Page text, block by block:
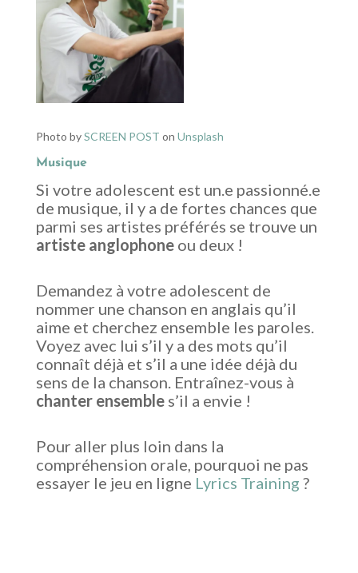
Photo bySCREEN POST on Unsplash
Musique
Si votre adolescent est un.e passionné.e
de musique, il y a de fortes chances que
parmi ses artistes préférés se trouve un
artiste anglophoneou deux !
Demandez à votre adolescent de
nommer une chanson en anglais qu’il
aime et cherchez ensemble les paroles.
Voyez avec lui s’il y a des mots qu’il
connaît déjà et s’il a une idée déjà du
sens de la chanson. Entraînez-vous à
chanter ensembles’il a envie !
Pour aller plus loin dans la
compréhension orale, pourquoi ne pas
essayer le jeu en ligne Lyrics Training ?